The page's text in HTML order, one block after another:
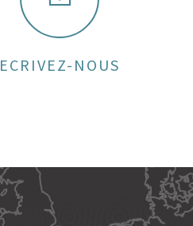
ECRIVEZ-NOUS